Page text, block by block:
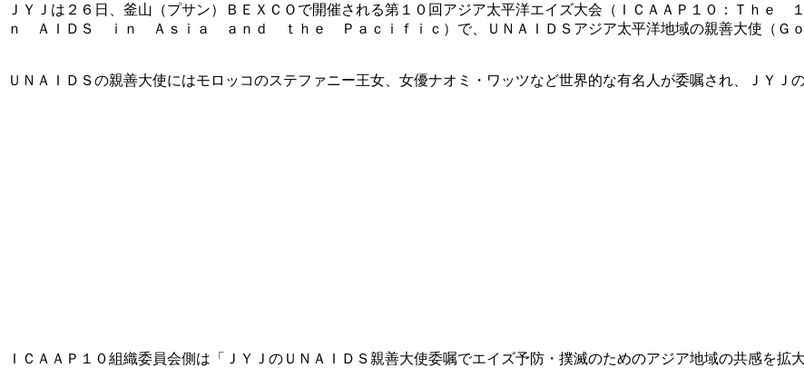
ＪＹＪは２６日、釜山（プサン）ＢＥＸＣＯで開催される第１０回アジア太平洋エイズ大会（ＩＣＡＡＰ１０：Ｔｈ
ｎ ＡＩＤＳ ｉｎ Ａｓｉａ ａｎｄ ｔｈｅ Ｐａｃｉｆｉｃ）で、ＵＮＡＩＤＳアジア太平洋地域の親善大使（Ｇｏ
ＵＮＡＩＤＳの親善大使にはモロッコのステファニー王女、女優ナオミ・ワッツなど世界的な有名人が委嘱され、ＪＹＪ
ＩＣＡＡＰ１０組織委員会側は「ＪＹＪのＵＮＡＩＤＳ親善大使委嘱でエイズ予防・撲滅のためのアジア地域の共感を拡